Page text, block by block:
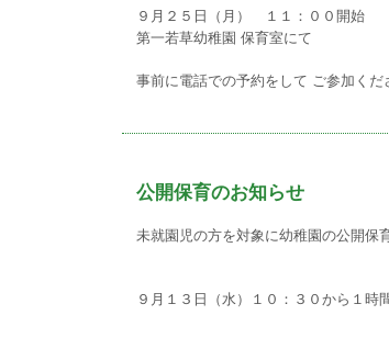
９月２５日（月） １１：００開始
第一若草幼稚園 保育室にて
事前に電話での予約をして ご参加くだ
公開保育のお知らせ
未就園児の方を対象に幼稚園の公開保
９月１３日（水）１０：３０から１時